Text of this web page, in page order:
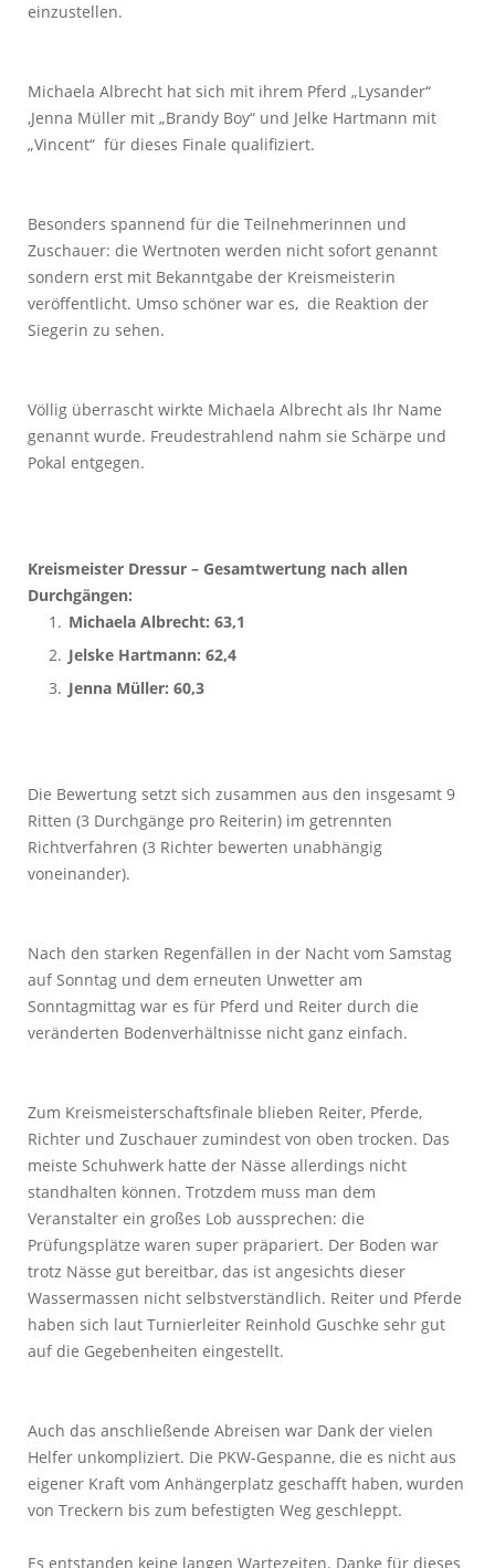
einzustellen.
Michaela Albrecht hat sich mit ihrem Pferd „Lysander“
,Jenna Müller mit „Brandy Boy“ und Jelke Hartmann mit
„Vincent“ für dieses Finale qualifiziert.
Besonders spannend für die Teilnehmerinnen und
Zuschauer: die Wertnoten werden nicht sofort genannt
sondern erst mit Bekanntgabe der Kreismeisterin
veröffentlicht. Umso schöner war es, die Reaktion der
Siegerin zu sehen.
Völlig überrascht wirkte Michaela Albrecht als Ihr Name
genannt wurde. Freudestrahlend nahm sie Schärpe und
Pokal entgegen.
Kreismeister Dressur – Gesamtwertung nach allen
Durchgängen:
Michaela Albrecht: 63,1
Jelske Hartmann: 62,4
Jenna Müller: 60,3
Die Bewertung setzt sich zusammen aus den insgesamt 9
Ritten (3 Durchgänge pro Reiterin) im getrennten
Richtverfahren (3 Richter bewerten unabhängig
voneinander).
Nach den starken Regenfällen in der Nacht vom Samstag
auf Sonntag und dem erneuten Unwetter am
Sonntagmittag war es für Pferd und Reiter durch die
veränderten Bodenverhältnisse nicht ganz einfach.
Zum Kreismeisterschaftsfinale blieben Reiter, Pferde,
Richter und Zuschauer zumindest von oben trocken. Das
meiste Schuhwerk hatte der Nässe allerdings nicht
standhalten können. Trotzdem muss man dem
Veranstalter ein großes Lob aussprechen: die
Prüfungsplätze waren super präpariert. Der Boden war
trotz Nässe gut bereitbar, das ist angesichts dieser
Wassermassen nicht selbstverständlich. Reiter und Pferde
haben sich laut Turnierleiter Reinhold Guschke sehr gut
auf die Gegebenheiten eingestellt.
Auch das anschließende Abreisen war Dank der vielen
Helfer unkompliziert. Die PKW-Gespanne, die es nicht aus
eigener Kraft vom Anhängerplatz geschafft haben, wurden
von Treckern bis zum befestigten Weg geschleppt.
Es entstanden keine langen Wartezeiten. Danke für dieses